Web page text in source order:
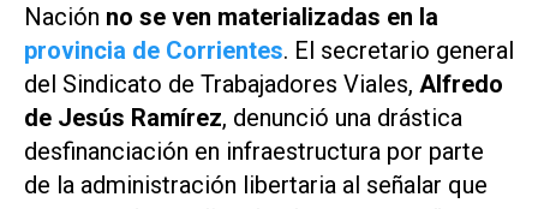
Nación no se ven materializadas en la
provincia de Corrientes. El secretario general
del Sindicato de Trabajadores Viales, Alfredo
de Jesús Ramírez, denunció una drástica
desfinanciación en infraestructura por parte
de la administración libertaria al señalar que